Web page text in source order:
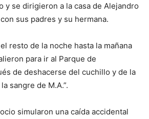
y se dirigieron a la casa de Alejandro
sus padres y su hermana.
resto de la noche hasta la mañana
para ir al Parque de
de deshacerse del cuchillo y de la
sangre de M.A.”.
simularon una caída accidental